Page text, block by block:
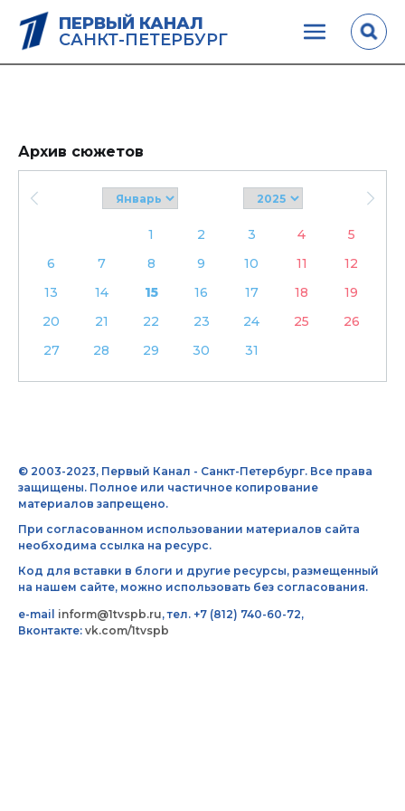
ПЕРВЫЙ КАНАЛ
САНКТ-ПЕТЕРБУРГ
Архив сюжетов
1 2 3 4
5
6
7 8 9 10 11
12
13
14 15 16 17 18
19
20
21 22 23 24 25
26
27
28 29 30 31
© 2003-2023, Первый Канал - Санкт-Петербург. Все права
защищены. Полное или частичное копирование
материалов запрещено.
При согласованном использовании материалов сайта
необходима ссылка на ресурс.
Код для вставки в блоги и другие ресурсы, размещенный
на нашем сайте, можно использовать без согласования.
e-mail inform@1tvspb.ru, тел. +7 (812) 740-60-72,
Вконтакте: vk.com/1tvspb